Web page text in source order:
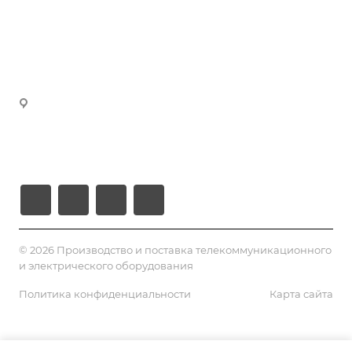
© 2026 Производство и поставка телекоммуникационного
и электрического оборудования
Политика конфиденциальности Карта сайта